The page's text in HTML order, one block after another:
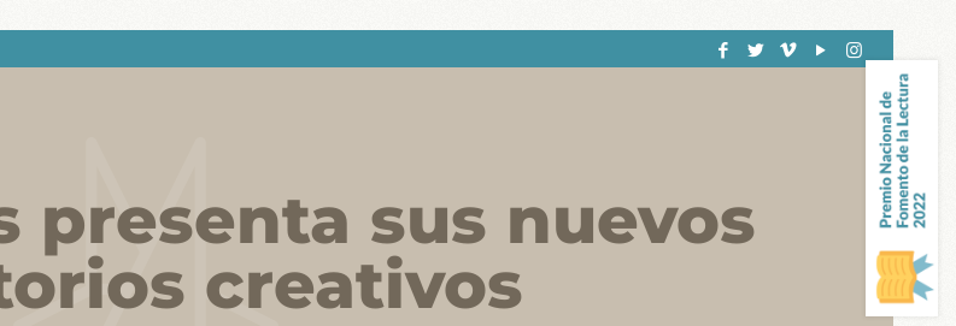
presenta sus nuevos
creativos